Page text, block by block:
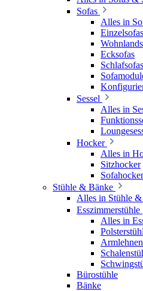
Sofas
Alles in
Einzelsofas
Ecksofas
Schlafsofas
Sessel
Alles in
Hocker
Alles in
Sitzhocker
Sofahocker
Stühle & Bänke
Alles in Stühle
Esszimmerstühle
Alles in
Bürostühle
Bänke